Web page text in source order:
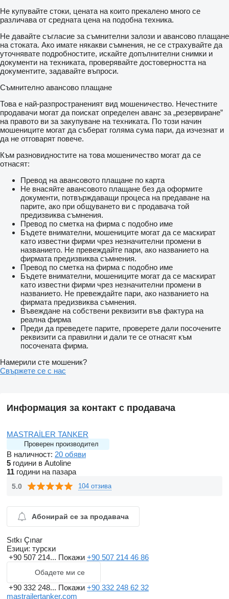
11.75 x 22.5, JANTSA rim (6 pieces)
Turkish brand OMS will be used. It is a removable king pin from
the bottom in 74080 standards and is made according to SAE
standards as an 8-bolt type. It has an E certificate.
Since chrome tankers are made of stainless steel, they do not
operations are carried out in order.
All parts are carefully cleaned before painting.
Epoxy is used for the first protective primer and coating.
Two coats of high quality paint are applied to the tanker.
The tanker will be painted white. It can be painted in any color
Manhole Cover:
The lower throat plate (stainless chrome) is welded to the upper
part of the tankers and mounted to the tanker. The upper plate is
connected to the throat plate with leak-proof gaskets and
screws. Mushroom type breathers will be mounted on top. The
middle opening manual cover is 250 mm in diameter.
Valve:
It is installed inside the cabinet, one for each compartment in the
tanker. It is used to empty the tank.
3” Flange connection ball valve is made of chrome stainless
material and is protected against corrosion. Its sphere is coated
with stainless material. Liquid and heat resistant teflon material
is used in the sealing parts.
ACCESSORIES:
1 unit of cabinet for loading-unloading system.
1 Material cabinet
6 pieces of Domar brand mudguards
2 wheel chocks
2 x 6 kg fire extinguisher boxes
1 spare wheel space
1 water tank 30 lt.
1 Ladder
Не купувайте стоки, цената на които прекалено много се
различава от средната цена на подобна техника.
Не давайте съгласие за съмнителни залози и авансово плащане
на стоката. Ако имате някакви съмнения, не се страхувайте да
уточнявате подробностите, искайте допълнителни снимки и
документи на техниката, проверявайте достоверността на
документите, задавайте въпроси.
Съмнително авансово плащане
Това е най-разпространеният вид мошеничество. Нечестните
продавачи могат да поискат определен аванс за „резервиране”
на правото ви за закупуване на техниката. По този начин
мошениците могат да съберат голяма сума пари, да изчезнат и
да не отговарят повече.
Към разновидностите на това мошеничество могат да се
отнасят:
Превод на авансовото плащане по карта
Не внасяйте авансовото плащане без да оформите
документи, потвърждаващи процеса на предаване на
парите, ако при общуването ви с продавача той
предизвиква съмнения.
Превод по сметка на фирма с подобно име
Бъдете внимателни, мошениците могат да се маскират
като известни фирми чрез незначителни промени в
названието. Не превеждайте пари, ако названието на
фирмата предизвиква съмнения.
Превод по сметка на фирма с подобно име
Бъдете внимателни, мошениците могат да се маскират
като известни фирми чрез незначителни промени в
названието. Не превеждайте пари, ако названието на
фирмата предизвиква съмнения.
Въвеждане на собствени реквизити във фактура на
реална фирма
Преди да преведете парите, проверете дали посочените
реквизити са правилни и дали те се отнасят към
посочената фирма.
Намерили сте мошеник?
Свържете се с нас
Информация за контакт с продавача
MASTRAİLER TANKER
Проверен производител
В наличност: 20 обяви
5 години в Autoline
11 години на пазара
5.0 104 отзива
Абонирай се за продавача
Sıtkı Çınar
Езици: турски
+90 507 214... Покажи +90 507 214 46 86
Обадете ми се
+90 332 248... Покажи +90 332 248 62 32
mastrailertanker.com